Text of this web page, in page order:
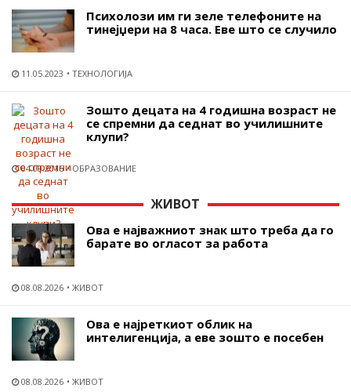
Психолози им ги зеле телефоните на
тинејџери на 8 часа. Еве што се случило
11.05.2023 ТЕХНОЛОГИЈА
Зошто децата на 4 годишна возраст не
се спремни да седнат во училишните
клупи?
04.09.2016 ОБРАЗОВАНИЕ
ЖИВОТ
Ова е најважниот знак што треба да го
барате во огласот за работа
08.08.2026 ЖИВОТ
Ова е најреткиот облик на
интелигенција, а еве зошто е посебен
08.08.2026 ЖИВОТ